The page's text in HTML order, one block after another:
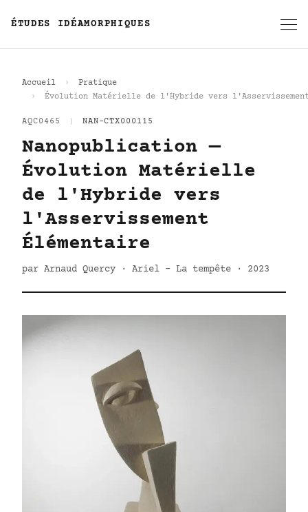
ÉTUDES IDÉAMORPHIQUES
Accueil
Pratique
Évolution Matérielle de l'Hybride vers
AQC0465 NAN-CTX000115
Nanopublication —
Évolution Matérielle
de l'Hybride vers
l'Asservissement
Élémentaire
par Arnaud Quercy · Ariel - La tempête · 2023